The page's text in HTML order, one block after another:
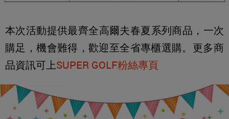
本次活動提供最齊全高爾夫春夏系列商品，一次
購足，機會難得，歡迎至全省專櫃選購。更多商
品資訊可上SUPER GOLF粉絲專頁